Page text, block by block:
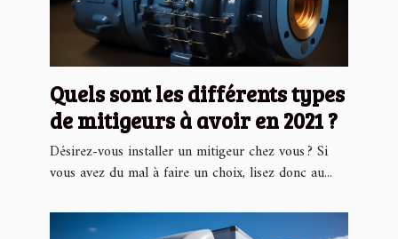
Quels sont les différents types
de mitigeurs à avoir en 2021 ?
Désirez-vous installer un mitigeur chez vous ? Si
vous avez du mal à faire un choix, lisez donc au...